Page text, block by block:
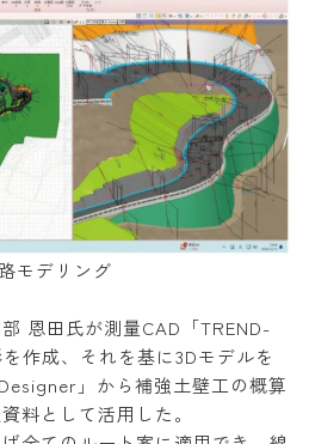
モデリング
恩田氏が測量CAD「TREND-
作成、それを基に3Dモデルを
」から補強土壁工の概算
料として活用した。